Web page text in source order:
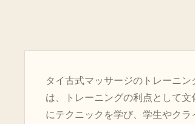
タイ古式マッサージのトレーニ
は、トレーニングの利点として
にテクニックを学び、学生やク